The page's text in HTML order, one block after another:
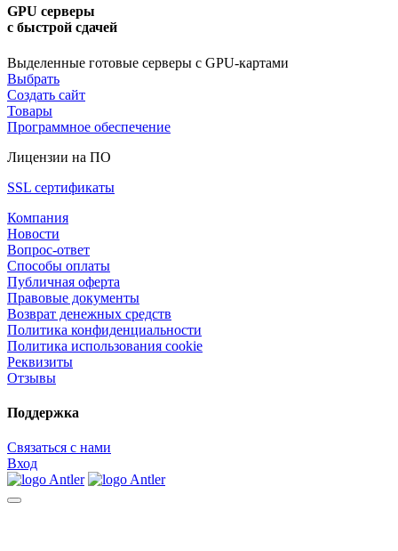
GPU серверы
с быстрой сдачей
Выделенные готовые серверы с GPU-картами
Выбрать
Создать сайт
Товары
Программное обеспечение
Лицензии на ПО
SSL сертификаты
Компания
Новости
Вопрос-ответ
Способы оплаты
Публичная оферта
Правовые документы
Возврат денежных средств
Политика конфиденциальности
Политика использования cookie
Реквизиты
Отзывы
Поддержка
Связаться с нами
Вход